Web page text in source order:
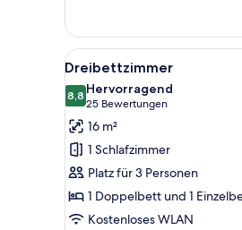
Alle
Fotos
für
Dreibettzimmer
anzeigen
4
Dreibettzimmer
8,88,8 von 10
Hervorragend
25 Bewertungen
(25
Bewertungen)
16 m²
1 Schlafzimmer
Platz für 3 Personen
1 Doppelbett und 1
Kostenloses WLAN